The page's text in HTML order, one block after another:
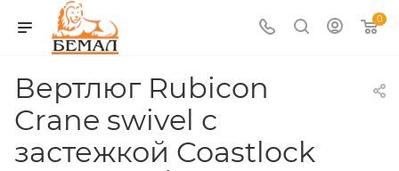
0
Вертлюг Rubicon
Crane swivel с
застежкой Coastlock